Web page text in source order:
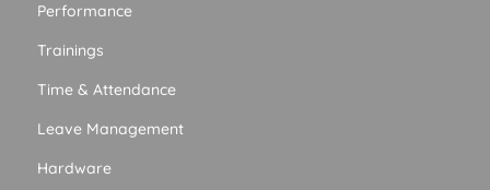
Performance
Trainings
Time & Attendance
Leave Management
Hardware